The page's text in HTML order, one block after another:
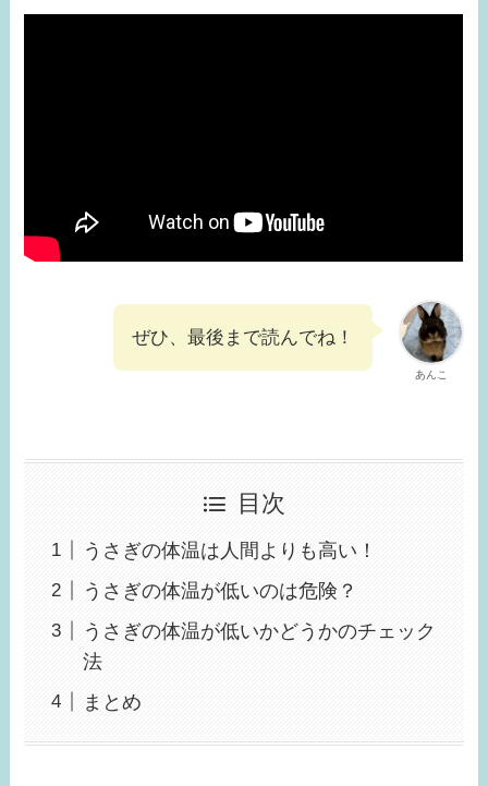
あんこ
ぜひ、最後まで読んでね！
目次
うさぎの体温は人間よりも高い！
うさぎの体温が低いのは危険？
うさぎの体温が低いかどうかのチェック
法
まとめ